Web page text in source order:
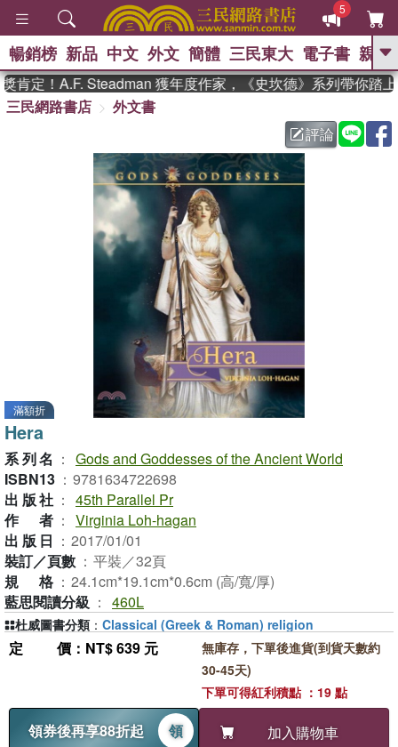
5
GO
父親節 、 花開錦
方念華 、 台灣的
李登輝時代 、 數學女孩：黎曼猜想
、 偉大的迷走神經 、 如果歷史是一
群喵 、 臺灣漫遊錄
暢銷榜 新品 中文 外文 簡體 三民東大 電子書 親子
定！A.F. Steadman 獲年度作家，《史坎德》系列帶你踏上
三民網路書店
外文書
評論
滿額折
Hera
系列名 ： Gods and Goddesses of the Ancient World
ISBN13 ： 9781634722698
出版社 ： 45th Parallel Pr
作者 ： Virginia Loh-hagan
出版日 ： 2017/01/01
裝訂／頁數 ： 平裝／32頁
規格 ： 24.1cm*19.1cm*0.6cm (高/寬/厚)
藍思閱讀分級 ： 460L
定價 ：NT$ 639 元
領券後再享88折起 領 加入購物車
無庫存，下單後進貨(到貨天數約
30-45天)
下單可得紅利積點 ：19 點
杜威圖書分類 ： Classical (Greek & Roman) religion